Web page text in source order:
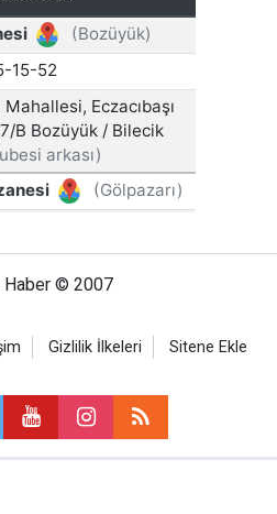
Haber © 2007
Gizlilik İlkeleri Sitene Ekle